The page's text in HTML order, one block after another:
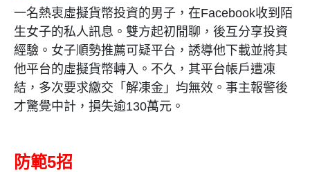
一名熱衷虛擬貨幣投資的男子，在Facebook收到陌
生女子的私人訊息。雙方起初閒聊，後互分享投資
經驗。女子順勢推薦可疑平台，誘導他下載並將其
他平台的虛擬貨幣轉入。不久，其平台帳戶遭凍
結，多次要求繳交「解凍金」均無效。事主報警後
才驚覺中計，損失逾130萬元。
防範5招